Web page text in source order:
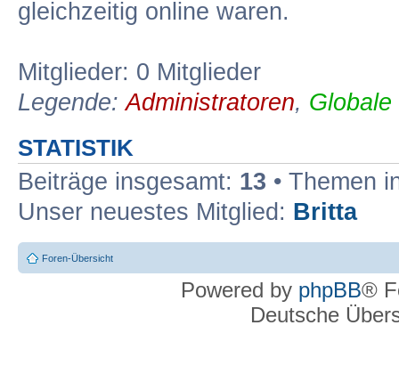
gleichzeitig online waren.
Mitglieder: 0 Mitglieder
Legende:Administratoren,
STATISTIK
Beiträge insgesamt: 13 • Themen
Unser neuestes Mitglied: Britta
Foren-Übersicht
Powered by phpBB®
Deutsche